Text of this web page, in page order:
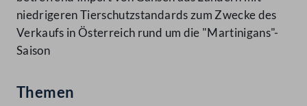
niedrigeren Tierschutzstandards zum Zwecke des
Verkaufs in Österreich rund um die "Martinigans"-
Saison
Themen